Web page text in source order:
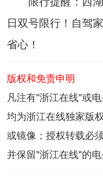
日双号限行！自驾
省心！
版权和免责申明
凡注有"浙江在线"或
均为浙江在线独家版
或镜像；授权转载必
并保留"浙江在线"的电